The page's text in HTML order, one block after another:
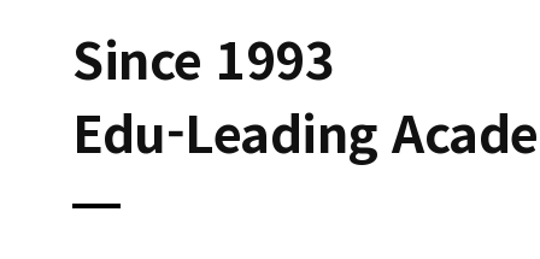
Since 1993
Edu-Leading